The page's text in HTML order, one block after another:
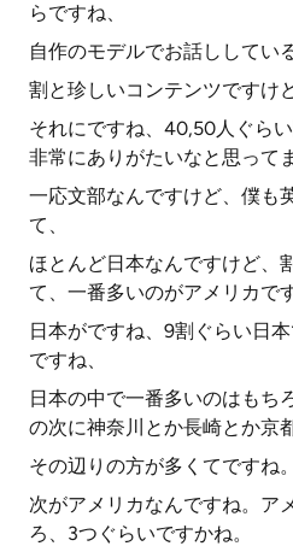
らですね、
自作のモデルでお話ししてい
割と珍しいコンテンツですけど
それにですね、40,50人ぐら
非常にありがたいなと思って
一応文部なんですけど、僕も
て、
ほとんど日本なんですけど、
て、一番多いのがアメリカで
日本がですね、9割ぐらい日
ですね、
日本の中で一番多いのはもち
の次に神奈川とか長崎とか京
その辺りの方が多くてですね。
次がアメリカなんですね。ア
ろ、3つぐらいですかね。